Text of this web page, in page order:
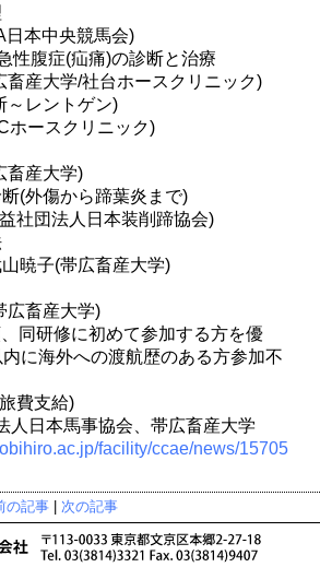
日本中央競馬会)
性腹症(疝痛)の診断と治療
畜産大学/社台ホースクリニック)
～レントゲン)
ホースクリニック)
畜産大学)
(外傷から蹄葉炎まで)
社団法人日本装削蹄協会)
暁子(帯広畜産大学)
広畜産大学)
同研修に初めて参加する方を優
に海外への渡航歴のある方参加不
費支給)
人日本馬事協会、帯広畜産大学
facility/ccae/news/15705
の記事 次の記事